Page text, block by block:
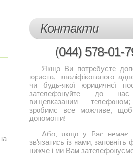
Контакти
(044) 578-01-
Якщо Ви потребуєте
юриста, кваліфікованого
чи будь-якої юридичної
зателефонуйте до
вищевказаним
зробимо все можливе,
допомогти!
Або, якщо у Вас немає
зв'язатись із нами, заповніть
нижче і ми Вам